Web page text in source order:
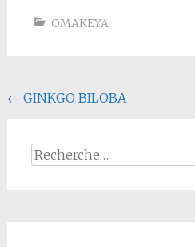
OMAKEYA
Navigation
l'article
← GINKGO BILOBA
Rechercher :